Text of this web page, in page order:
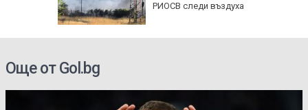
РИОСВ следи въздуха
Още от Gol.bg